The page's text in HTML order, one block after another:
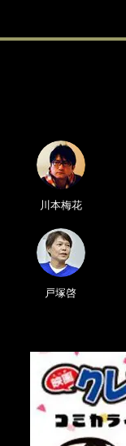
川本梅花
戸塚啓